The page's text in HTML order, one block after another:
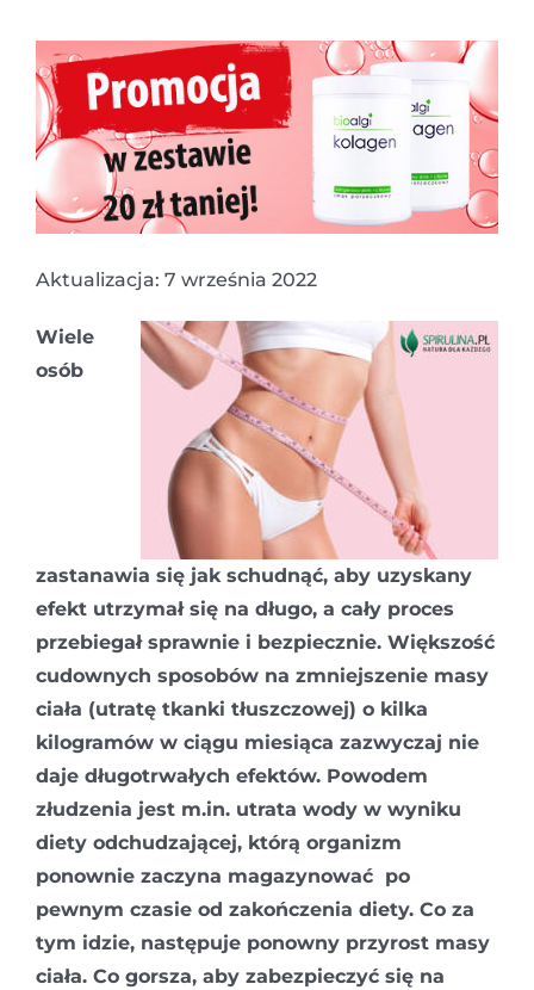
Aktualizacja: 7 września 2022
Wiele
osób
zastanawia się jak schudnąć, aby uzyskany
efekt utrzymał się na długo, a cały proces
przebiegał sprawnie i bezpiecznie. Większość
cudownych sposobów na zmniejszenie masy
ciała (utratę tkanki tłuszczowej) o kilka
kilogramów w ciągu miesiąca zazwyczaj nie
daje długotrwałych efektów. Powodem
złudzenia jest m.in. utrata wody w wyniku
diety odchudzającej, którą organizm
ponownie zaczyna magazynować po
pewnym czasie od zakończenia diety. Co za
tym idzie, następuje ponowny przyrost masy
ciała. Co gorsza, aby zabezpieczyć się na